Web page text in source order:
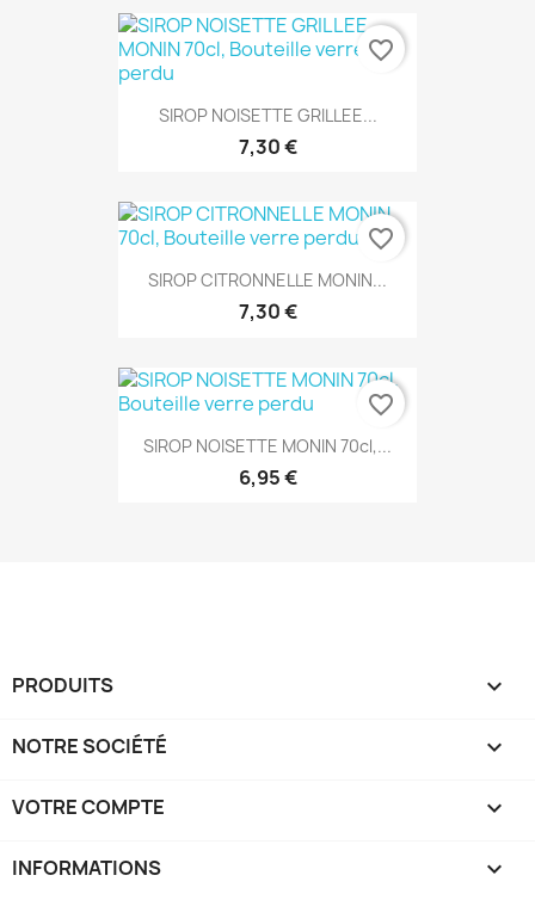
SIROP NOISETTE GRILLEE...
7,30 €
favorite_border
SIROP CITRONNELLE MONIN...
7,30 €
favorite_border
SIROP NOISETTE MONIN 70cl,...
6,95 €
favorite_border
PRODUITS 
NOTRE SOCIÉTÉ 
VOTRE COMPTE 
INFORMATIONS keyboard_arrow_down